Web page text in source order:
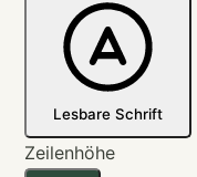
Lesbare Schrift
Zeilenhöhe